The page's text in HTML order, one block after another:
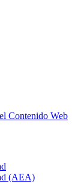
Contenido Web
(AEA)